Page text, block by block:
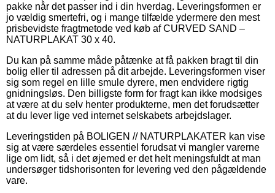
pakke når det passer ind i din hverdag. Leveringsformen er
jo vældig smertefri, og i mange tilfælde ydermere den mest
prisbevidste fragtmetode ved køb af CURVED SAND –
NATURPLAKAT 30 x 40.
Du kan på samme måde påtænke at få pakken bragt til din
bolig eller til adressen på dit arbejde. Leveringsformen viser
sig som regel en lille smule dyrere, men endvidere rigtig
gnidningsløs. Den billigste form for fragt kan ikke modsiges
at være at du selv henter produkterne, men det forudsætter
at du lever lige ved internet selskabets arbejdslager.
Leveringstiden på BOLIGEN // NATURPLAKATER kan vise
sig at være særdeles essentiel forudsat vi mangler varerne
lige om lidt, så i det øjemed er det helt meningsfuldt at man
undersøger tidshorisonten for levering ved den pågældende
vare.